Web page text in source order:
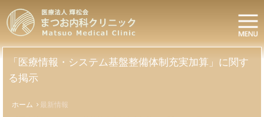
ン
ン
ツ
お
内
「医療情報・システム基盤整備体制充実加算」に関す
る掲示
ホーム
最新情報